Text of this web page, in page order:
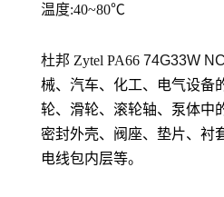
温度:40~80℃
杜邦 Zytel PA66 74G33W
械、汽车、化工、电气设备
轮、滑轮、滚轮轴、泵体中
密封外壳、阀座、垫片、衬
电线包内层等。